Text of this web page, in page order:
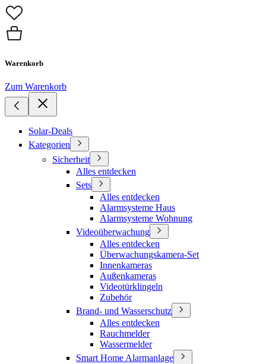
Warenkorb
Zum Warenkorb
Solar-Deals
Kategorien
Sicherheit
Alles entdecken
Sets
Alles entdecken
Alarmsysteme Haus
Alarmsysteme Wohnung
Videoüberwachung
Alles entdecken
Überwachungskamera-Set
Innenkameras
Außenkameras
Videotürklingeln
Zubehör
Brand- und Wasserschutz
Alles entdecken
Rauchmelder
Wassermelder
Smart Home Alarmanlage